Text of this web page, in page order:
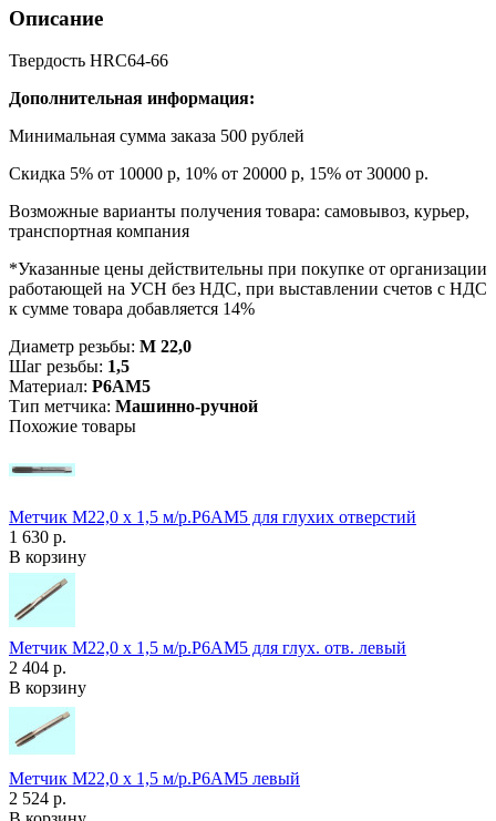
Описание
Твердость HRC64-66
Дополнительная информация:
Минимальная сумма заказа 500 рублей
Скидка 5% от 10000 р, 10% от 20000 р, 15% от 30000 р.
Возможные варианты получения товара: самовывоз, курьер,
транспортная компания
*Указанные цены действительны при покупке от организации
работающей на УСН без НДС, при выставлении счетов с НДС
к сумме товара добавляется 14%
Диаметр резьбы: М 22,0
Шаг резьбы: 1,5
Материал: Р6АМ5
Тип метчика: Машинно-ручной
Похожие товары
Метчик М22,0 х 1,5 м/р.Р6АМ5 для глухих отверстий
1 630 р.
В корзину
Метчик М22,0 х 1,5 м/р.Р6АМ5 для глух. отв. левый
2 404 р.
В корзину
Метчик М22,0 х 1,5 м/р.Р6АМ5 левый
2 524 р.